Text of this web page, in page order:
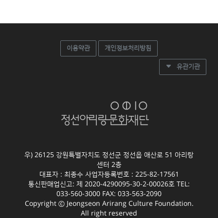
이용약관 개인정보처리방침
유관기관
우) 26125 강원특별자치도 정선군 정선읍 애산로 51 아리랑
센터 2층
대표자 : 최종수 사업자등록번호 : 225-82-17561
통신판매업신고: 제 2020-4290095-30-2-00026호 TEL:
033-560-3000 FAX: 033-563-2090
Copyright ⓒ Jeongseon Arirang Culture Foundation.
All right reserved